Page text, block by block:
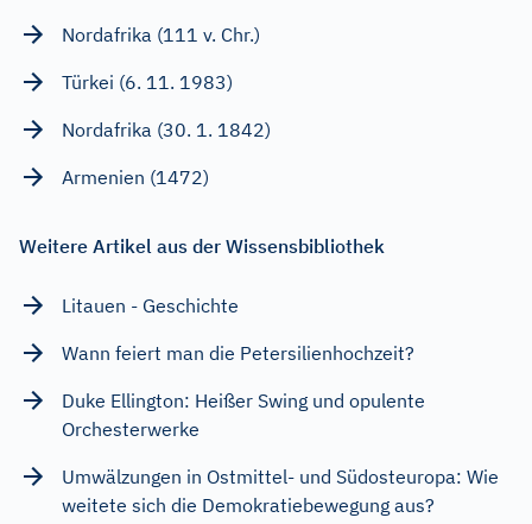
Nordafrika (111 v. Chr.)
Türkei (6. 11. 1983)
Nordafrika (30. 1. 1842)
Armenien (1472)
Weitere Artikel aus der Wissensbibliothek
Litauen - Geschichte
Wann feiert man die Petersilienhochzeit?
Duke Ellington: Heißer Swing und opulente
Orchesterwerke
Umwälzungen in Ostmittel- und Südosteuropa: Wie
weitete sich die Demokratiebewegung aus?